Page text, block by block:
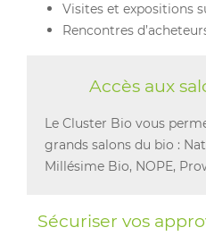
Visites et expositions
Rencontres
Accès aux
Le Cluster Bio vous
grands salons du bio :
Millésime Bio, NOPE,
Sécuriser vos